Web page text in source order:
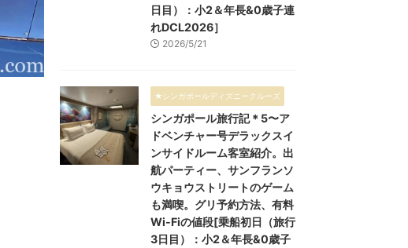
日目）：小2＆年長&0歳子連
れDCL2026］
2026/5/21
★シンガポールディズニークルーズ
シンガポール旅行記＊5〜ア
ドベンチャー号デラックスイ
ンサイドルーム客室紹介。出
航パーティー、サンフランソ
ウキョウストリートのゲーム
も満喫。グリ予約方法、有料
Wi-Fiの値段[乗船初日（旅行
3日目）：小2＆年長&0歳子